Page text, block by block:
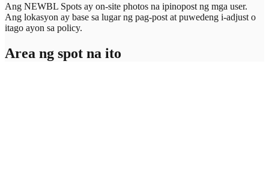
Ang NEWBL Spots ay on-site photos na ipinopost ng mga user.
Ang lokasyon ay base sa lugar ng pag-post at puwedeng i-adjust o
itago ayon sa policy.
Area ng spot na ito